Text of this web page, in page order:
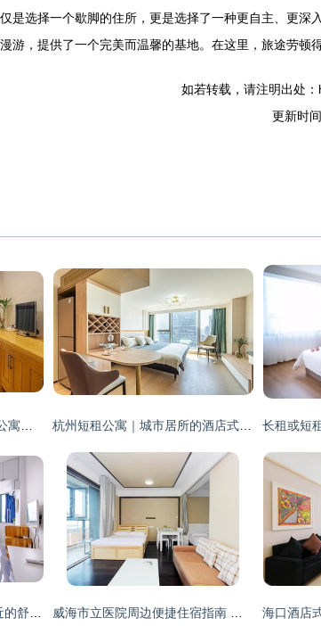
是选择一个歇脚的住所，更是选择了一种更自主、更
游，提供了一个完美而温馨的基地。在这里，旅途劳顿
如若转载，请注明出处
更新时